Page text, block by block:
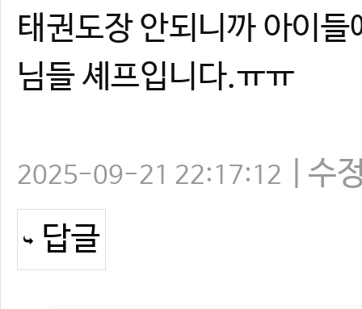
태권도장 안되니까 아이
님들 셰프입니다.ㅠㅠ
2025-09-21 22:17:12
수
답글